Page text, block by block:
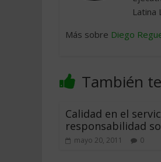
Latina
Más sobre Diego
También
Calidad en el
responsabilidad
mayo 20, 2011 0